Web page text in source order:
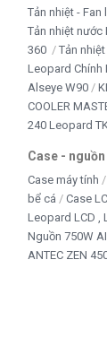
Tản nhiệt - Fan
Tản nhiệt nước
360
Tản
Leopard Chính
Alseye W90
COOLER
240 Leopard
Case -
Case máy tính
bể cá
Case
Leopard LCD ,
Nguồn 750W
ANTEC ZEN